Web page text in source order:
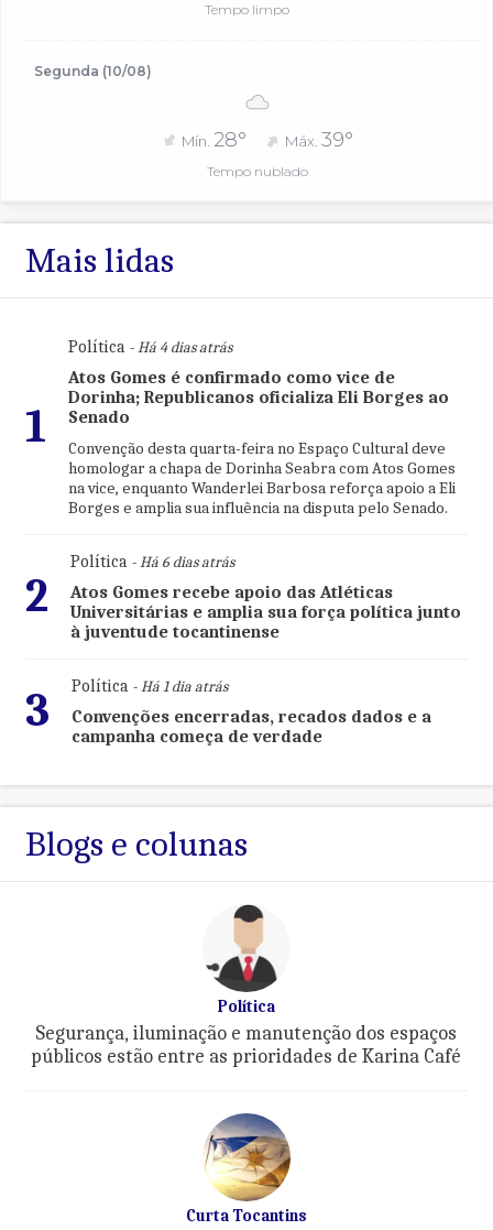
Tempo limpo
Segunda (10/08)
Mín. 28° Máx. 39°
Tempo nublado
Mais lidas
1
Política- Há 4 dias atrás
Atos Gomes é confirmado como vice de
Dorinha; Republicanos oficializa Eli Borges ao
Senado
Convenção desta quarta-feira no Espaço Cultural deve
homologar a chapa de Dorinha Seabra com Atos Gomes
na vice, enquanto Wanderlei Barbosa reforça apoio a Eli
Borges e amplia sua influência na disputa pelo Senado.
2
Política- Há 6 dias atrás
Atos Gomes recebe apoio das Atléticas
Universitárias e amplia sua força política junto
à juventude tocantinense
3 Política- Há 1 dia atrás
Convenções encerradas, recados dados e a
campanha começa de verdade
Blogs e colunas
Política
Segurança, iluminação e manutenção dos espaços
públicos estão entre as prioridades de Karina Café
Curta Tocantins